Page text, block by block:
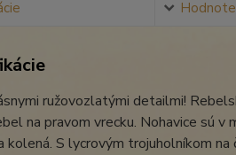
ružovozlatými detailmi!
na pravom vrecku. Nohavice sú v
kolená. S lycrovým trojuholníkom